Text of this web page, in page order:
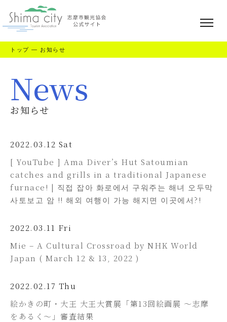
トップ — お知らせ
News
お知らせ
2022.03.12 Sat
[ YouTube ] Ama Diver’s Hut Satoumian
catches and grills in a traditional Japanese
furnace! | 직접 잡아 화로에서 구워주는 해녀 오두막
사토보고 암 !! 해외 여행이 가능 해지면 이곳에서?!
2022.03.11 Fri
Mie – A Cultural Crossroad by NHK World
Japan ( March 12 & 13, 2022 )
2022.02.17 Thu
絵かきの町・大王 大王大賞展「第13回絵画展 ～志摩
をあるく～」審査結果